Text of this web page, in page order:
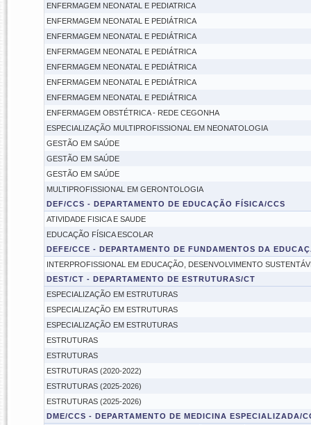
ENFERMAGEM NEONATAL E PEDIATRICA
ENFERMAGEM NEONATAL E PEDIÁTRICA
ENFERMAGEM NEONATAL E PEDIÁTRICA
ENFERMAGEM NEONATAL E PEDIÁTRICA
ENFERMAGEM NEONATAL E PEDIÁTRICA
ENFERMAGEM NEONATAL E PEDIÁTRICA
ENFERMAGEM NEONATAL E PEDIÁTRICA
ENFERMAGEM OBSTÉTRICA - REDE CEGONHA
ESPECIALIZAÇÃO MULTIPROFISSIONAL EM NEONATOLOGIA
GESTÃO EM SAÚDE
GESTÃO EM SAÚDE
GESTÃO EM SAÚDE
MULTIPROFISSIONAL EM GERONTOLOGIA
DEF/CCS - DEPARTAMENTO DE EDUCAÇÃO FÍSICA/CCS
ATIVIDADE FISICA E SAUDE
EDUCAÇÃO FÍSICA ESCOLAR
DEFE/CCE - DEPARTAMENTO DE FUNDAMENTOS DA
INTERPROFISSIONAL EM EDUCAÇÃO, DESENVOLVIMENTO
DEST/CT - DEPARTAMENTO DE ESTRUTURAS/CT
ESPECIALIZAÇÃO EM ESTRUTURAS
ESPECIALIZAÇÃO EM ESTRUTURAS
ESPECIALIZAÇÃO EM ESTRUTURAS
ESTRUTURAS
ESTRUTURAS
ESTRUTURAS (2020-2022)
ESTRUTURAS (2025-2026)
ESTRUTURAS (2025-2026)
DME/CCS - DEPARTAMENTO DE MEDICINA ESPECIALIZADA/